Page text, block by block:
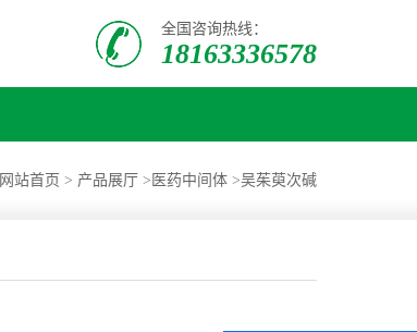
全国咨询热线：
18163336578
网站首页 > 产品展厅 > 医药中间体 >吴茱萸次碱